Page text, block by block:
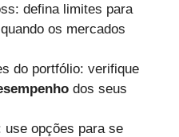
defina limites para
os mercados
do portfólio: verifique
dos seus
use opções para se